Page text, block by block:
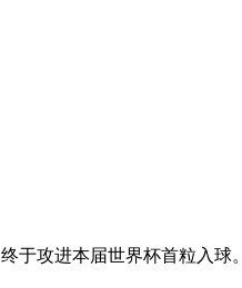
终于攻进本届世界杯首粒入球。